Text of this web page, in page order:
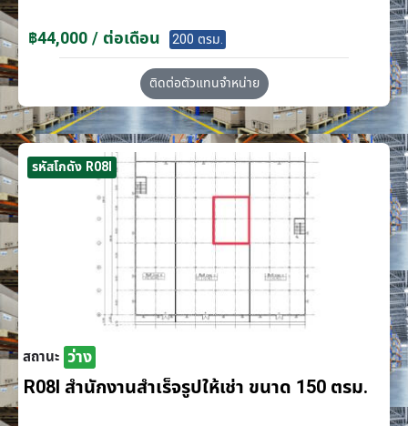
฿44,000 / ต่อเดือน 200 ตรม.
ติดต่อตัวแทนจำหน่าย
รหัสโกดัง R08I
สถานะ ว่าง
R08I สำนักงานสำเร็จรูปให้เช่า ขนาด 150 ตรม.